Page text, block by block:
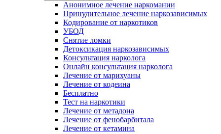
Анонимное лечение наркомании
Принудительное лечение наркозависимых
Кодирование от наркотиков
УБОД
Снятие ломки
Детоксикация наркозависимых
Консультация нарколога
Онлайн консультация нарколога
Лечение от марихуаны
Лечение от кодеина
Бесплатно
Тест на наркотики
Лечение от метадона
Лечение от фенобарбитала
Лечение от кетамина